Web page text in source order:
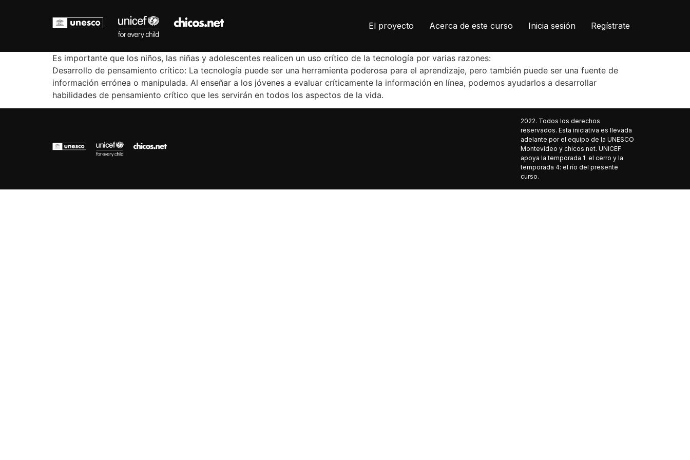
El proyecto Acerca de este curso Inicia sesión Regístrate
Es importante que los niños, las niñas y adolescentes realicen un uso crítico de la tecnología por varias razones:
Desarrollo de pensamiento crítico: La tecnología puede ser una herramienta poderosa para el aprendizaje, pero también puede ser una fuente de
información errónea o manipulada. Al enseñar a los jóvenes a evaluar críticamente la información en línea, podemos ayudarlos a desarrollar
habilidades de pensamiento crítico que les servirán en todos los aspectos de la vida.
2022. Todos los derechos
reservados. Esta iniciativa es llevada
adelante por el equipo de la UNESCO
Montevideo y chicos.net. UNICEF
apoya la temporada 1: el cerro y la
temporada 4: el río del presente
curso.